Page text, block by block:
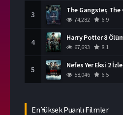
3
74,282 6.9
4
67,693 8.1
5 Nefes Yer Eksi 2 İzle
58,046 6.5
En Yüksek Puanlı Filmler